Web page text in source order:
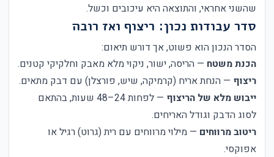
שהשני אחראי, והתוצאה היא עיכובים וכשל.
סדר עבודות נכון: ריצוף ואז רובה
הסדר הנכון הוא פשוט, אך דורש תיאום:
הכנת משטח — הריסה, ישור, ניקוי מלא מאבק וחלקיקי קטנים.
ריצוף — הנחת אריח (קרמיקה, שיש, פורצלן) עם דבק מתאים.
ייבוש מלא של הריצוף
— לפחות 24–48 שעות, בהתאם
לסוג הדבק וגודל האריחים.
ריטוב מרווחים — מילוי מרווחים עם רית (גרוט) רגיל או
אפוקסי.